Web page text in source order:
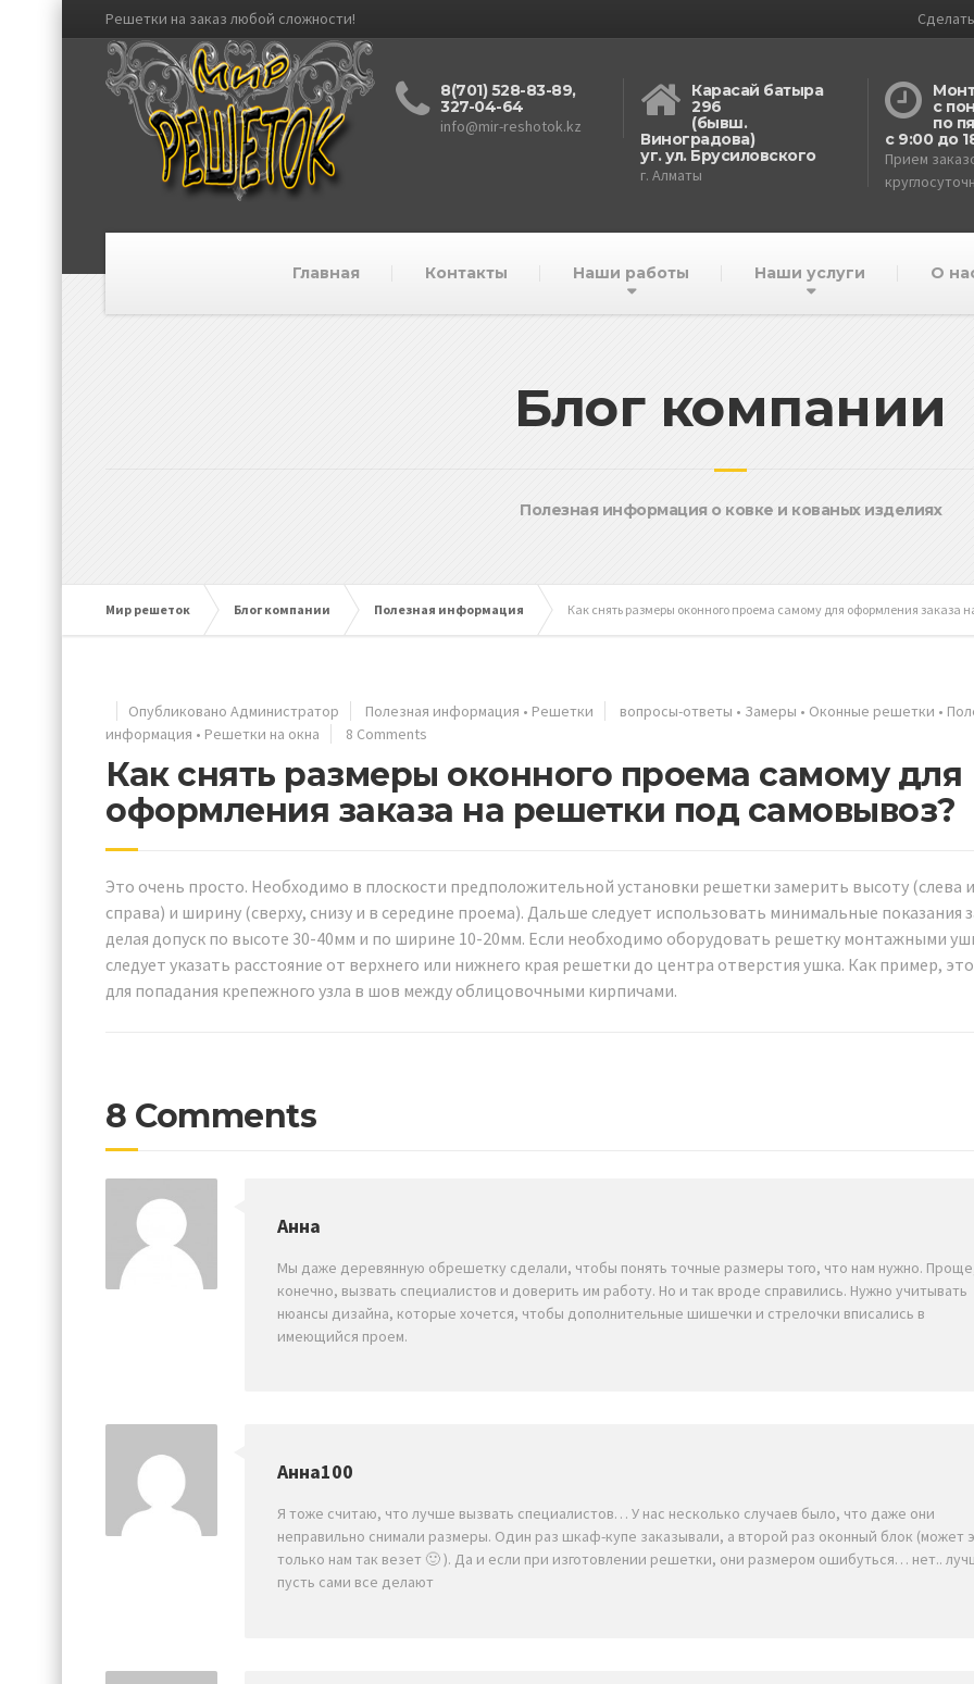
Решетки на заказ любой сложности!
8(701) 528-83-89,
327-04-64
info@mir-reshotok.kz
Карасай батыра
296
(бывш.
Виноградова)
уг. ул. Брусиловского
г. Алматы
с
по
с 9:00 до
Прием
Главная Контакты Наши работы Наши услуги О
Блог компании
Полезная информация о ковке и кованых изделиях
Мир решеток Блог компании Полезная информация Как снять размеры оконного проема самому для оформления заказа
Опубликовано Администратор Полезная информация • Решетки вопросы-ответы • Замеры • Оконные решетки •
информация • Решетки на окна 8 Comments
Как снять размеры оконного проема самому для
оформления заказа на решетки под самовывоз?
Это очень просто. Необходимо в плоскости предположительной установки решетки замерить высоту (слева и
справа) и ширину (сверху, снизу и в середине проема). Дальше следует использовать минимальные показания
делая допуск по высоте 30-40мм и по ширине 10-20мм. Если необходимо оборудовать решетку монтажными
следует указать расстояние от верхнего или нижнего края решетки до центра отверстия ушка. Как пример,
для попадания крепежного узла в шов между облицовочными кирпичами.
8 Comments
Анна
Мы даже деревянную обрешетку сделали, чтобы понять точные размеры того, что нам нужно.
конечно, вызвать специалистов и доверить им работу. Но и так вроде справились. Нужно учитывать
нюансы дизайна, которые хочется, чтобы дополнительные шишечки и стрелочки вписались в
имеющийся проем.
Анна100
Я тоже считаю, что лучше вызвать специалистов… У нас несколько случаев было, что даже они
неправильно снимали размеры. Один раз шкаф-купе заказывали, а второй раз оконный блок (может
только нам так везет 🙂 ). Да и если при изготовлении решетки, они размером ошибуться… нет..
пусть сами все делают